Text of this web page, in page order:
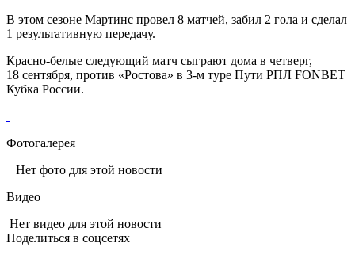
В этом сезоне Мартинс провел 8 матчей, забил 2 гола и сделал
1 результативную передачу.
Красно-белые следующий матч сыграют дома в четверг,
18 сентября, против «Ростова» в 3-м туре Пути РПЛ FONBET
Кубка России.
Фотогалерея
Нет фото для этой новости
Видео
Нет видео для этой новости
Поделиться в соцсетях